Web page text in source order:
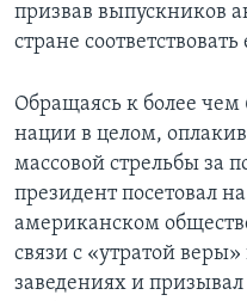
призвав выпускников
стране
Обращаясь к более чем
нации в целом,
массовой стрельбы за
президент посетовал
американском
связи с «утратой
заведениях и